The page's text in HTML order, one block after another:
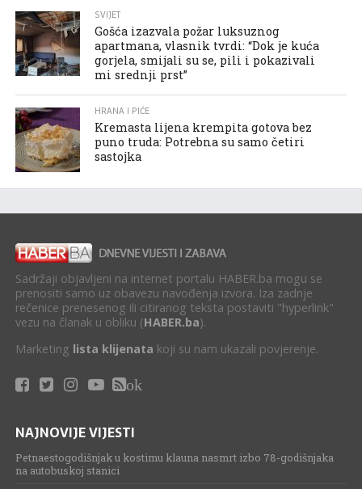
SVIJET
Gošća izazvala požar luksuznog
apartmana, vlasnik tvrdi: “Dok je kuća
gorjela, smijali su se, pili i pokazivali
mi srednji prst”
HRANA I PIĆE
Kremasta lijena krempita gotova bez
puno truda: Potrebna su samo četiri
sastojka
Sadržaji objavljeni na internet portalu HABER.ba mogu se
prenositi samo uz obavezu navođenja izvora. Iza zadnje
rečenice prenesenog ili citiranog teksta postaviti "hyperlink"
vezu na članak u obliku (HABER.ba).
Marketing lista klijenata koji su nam ukazali povjerenje.
ok
NAJNOVIJE VIJESTI
Petnaestogodišnjak u kostimu klauna nasmrt izbo 78-godišnjaka
na autobuskoj stanici